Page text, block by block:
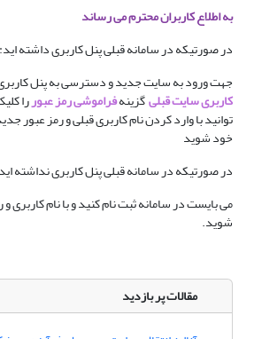
به اطلاع کاربران محترم می رساند
در صورتیکه در سامانه قبلی پنل کاربری داشته اید:
جهت ورود به سایت جدید و دسترسی به پنل
کاربری سایت قبلیگزینهفراموشی رمز عبوررا
توانید با وارد کردن نام کاربری قبلی و رمز عبور
خود شوید
در صورتیکه در سامانه قبلی پنل کاربری نداشته
می بایست در سامانه ثبت نام کنید و با نام کاربری
شوید.
مقالات پر بازدید